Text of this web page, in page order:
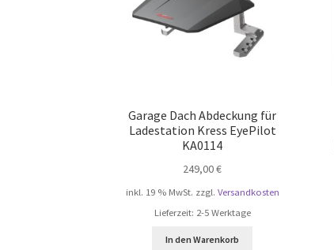
Garage Dach Abdeckung für
Ladestation Kress EyePilot
KA0114
249,00€
inkl. 19 % MwSt. zzgl. Versandkosten
Lieferzeit: 2-5 Werktage
In den Warenkorb